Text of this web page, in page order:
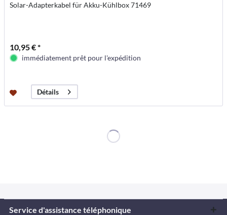
Solar-Adapterkabel für Akku-Kühlbox 71469
10,95 € *
immédiatement prêt pour l'expédition
Détails
Service d'assistance téléphonique